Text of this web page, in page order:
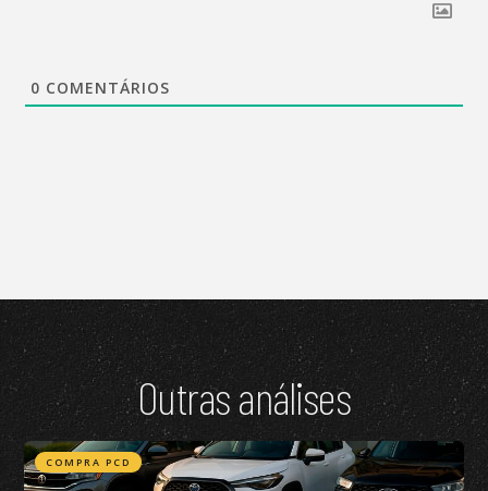
0 COMENTÁRIOS
Outras análises
COMPRA PCD